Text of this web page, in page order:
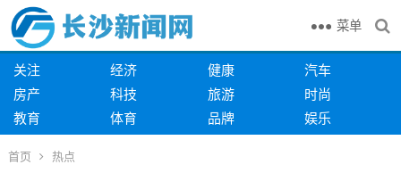
菜单
关注 经济 健康
汽车
房产
科技 旅游
时尚
教育
体育 品牌 娱乐
首页 热点